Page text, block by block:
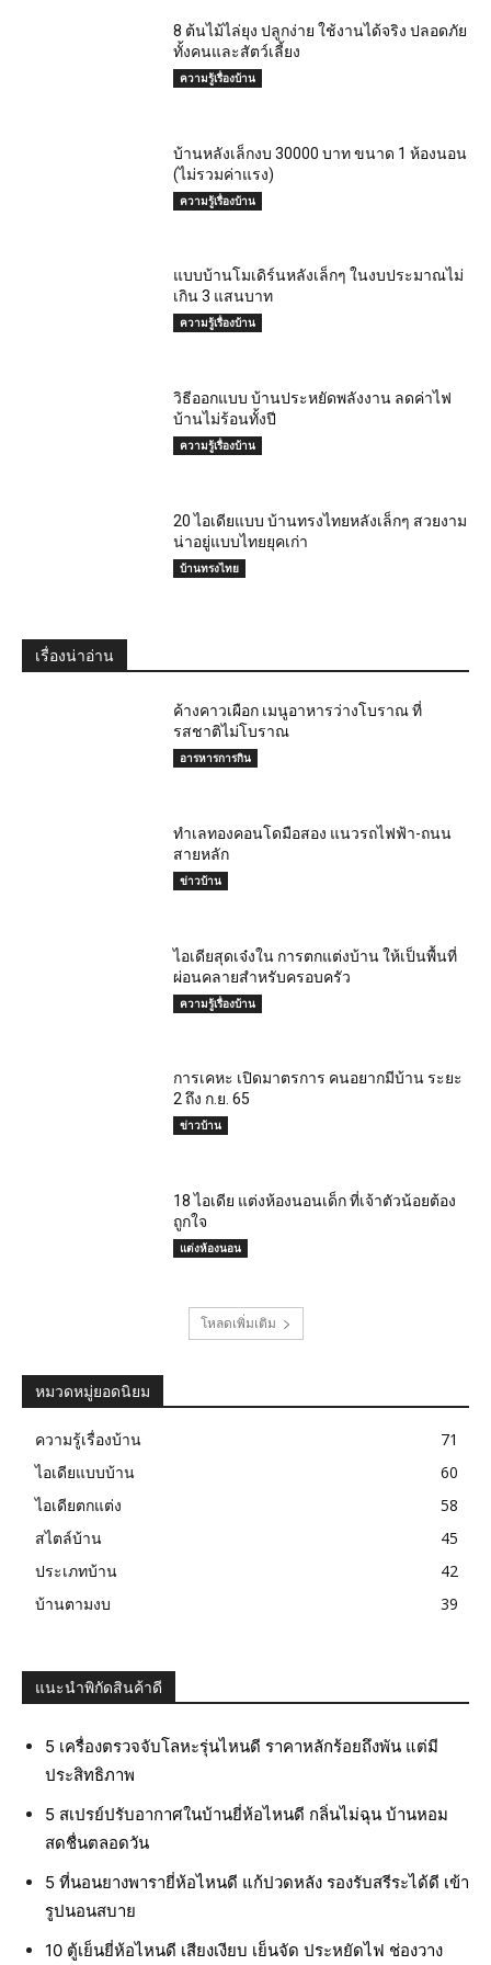
8 ต้นไม้ไล่ยุง ปลูกง่าย ใช้งานได้จริง ปลอดภัย
ทั้งคนและสัตว์เลี้ยง
ความรู้เรื่องบ้าน
บ้านหลังเล็กงบ 30000 บาท ขนาด 1 ห้องนอน
(ไม่รวมค่าแรง)
ความรู้เรื่องบ้าน
แบบบ้านโมเดิร์นหลังเล็กๆ ในงบประมาณไม่
เกิน 3 แสนบาท
ความรู้เรื่องบ้าน
วิธีออกแบบ บ้านประหยัดพลังงาน ลดค่าไฟ
บ้านไม่ร้อนทั้งปี
ความรู้เรื่องบ้าน
20 ไอเดียแบบ บ้านทรงไทยหลังเล็กๆ สวยงาม
น่าอยู่แบบไทยยุคเก่า
บ้านทรงไทย
เรื่องน่าอ่าน
ค้างคาวเผือก เมนูอาหารว่างโบราณ ที่
รสชาติไม่โบราณ
อารหารการกิน
ทำเลทองคอนโดมือสอง แนวรถไฟฟ้า-ถนน
สายหลัก
ข่าวบ้าน
ไอเดียสุดเจ๋งใน การตกแต่งบ้าน ให้เป็นพื้นที่
ผ่อนคลายสำหรับครอบครัว
ความรู้เรื่องบ้าน
การเคหะ เปิดมาตรการ คนอยากมีบ้าน ระยะ
2 ถึง ก.ย. 65
ข่าวบ้าน
18 ไอเดีย แต่งห้องนอนเด็ก ที่เจ้าตัวน้อยต้อง
ถูกใจ
แต่งห้องนอน
โหลดเพิ่มเติม
หมวดหมู่ยอดนิยม
ความรู้เรื่องบ้าน
71
ไอเดียแบบบ้าน
60
ไอเดียตกแต่ง
58
สไตล์บ้าน
45
ประเภทบ้าน
42
บ้านตามงบ
39
แนะนำพิกัดสินค้าดี
5 เครื่องตรวจจับโลหะรุ่นไหนดี ราคาหลักร้อยถึงพัน แต่มี
ประสิทธิภาพ
5 สเปรย์ปรับอากาศในบ้านยี่ห้อไหนดี กลิ่นไม่ฉุน บ้านหอม
สดชื่นตลอดวัน
5 ที่นอนยางพารายี่ห้อไหนดี แก้ปวดหลัง รองรับสรีระได้ดี เข้า
รูปนอนสบาย
10 ตู้เย็นยี่ห้อไหนดี เสียงเงียบ เย็นจัด ประหยัดไฟ ช่องวาง